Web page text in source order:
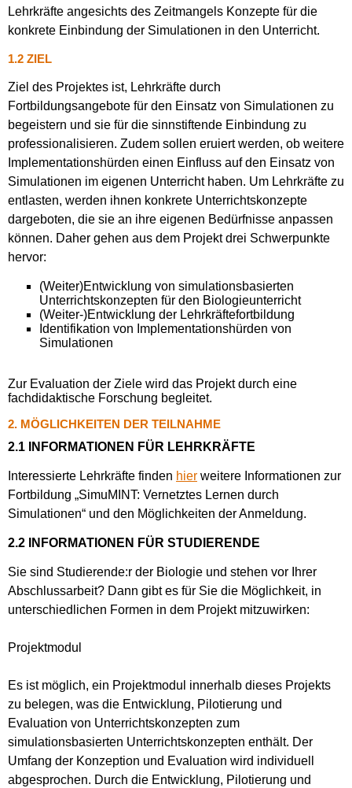
Lehrkräfte angesichts des Zeitmangels Konzepte für die
konkrete Einbindung der Simulationen in den Unterricht.
1.2 ZIEL
Ziel des Projektes ist, Lehrkräfte durch
Fortbildungsangebote für den Einsatz von Simulationen zu
begeistern und sie für die sinnstiftende Einbindung zu
professionalisieren. Zudem sollen eruiert werden, ob weitere
Implementationshürden einen Einfluss auf den Einsatz von
Simulationen im eigenen Unterricht haben. Um Lehrkräfte zu
entlasten, werden ihnen konkrete Unterrichtskonzepte
dargeboten, die sie an ihre eigenen Bedürfnisse anpassen
können. Daher gehen aus dem Projekt drei Schwerpunkte
hervor:
(Weiter)Entwicklung von simulationsbasierten
Unterrichtskonzepten für den Biologieunterricht
(Weiter-)Entwicklung der Lehrkräftefortbildung
Identifikation von Implementationshürden von
Simulationen
Zur Evaluation der Ziele wird das Projekt durch eine
fachdidaktische Forschung begleitet.
2. MÖGLICHKEITEN DER TEILNAHME
2.1 INFORMATIONEN FÜR LEHRKRÄFTE
Interessierte Lehrkräfte finden hier weitere Informationen zur
Fortbildung „SimuMINT: Vernetztes Lernen durch
Simulationen“ und den Möglichkeiten der Anmeldung.
2.2 INFORMATIONEN FÜR STUDIERENDE
Sie sind Studierende:r der Biologie und stehen vor Ihrer
Abschlussarbeit? Dann gibt es für Sie die Möglichkeit, in
unterschiedlichen Formen in dem Projekt mitzuwirken:
Projektmodul
Es ist möglich, ein Projektmodul innerhalb dieses Projekts
zu belegen, was die Entwicklung, Pilotierung und
Evaluation von Unterrichtskonzepten zum
simulationsbasierten Unterrichtskonzepten enthält. Der
Umfang der Konzeption und Evaluation wird individuell
abgesprochen. Durch die Entwicklung, Pilotierung und